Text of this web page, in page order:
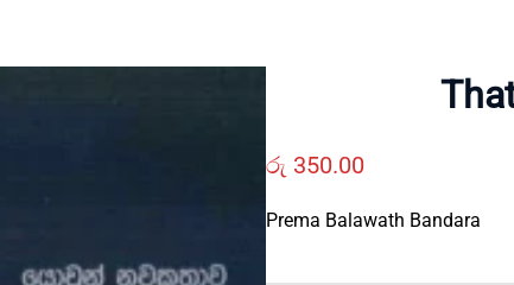
රු 350.00
Prema Balawath Bandara